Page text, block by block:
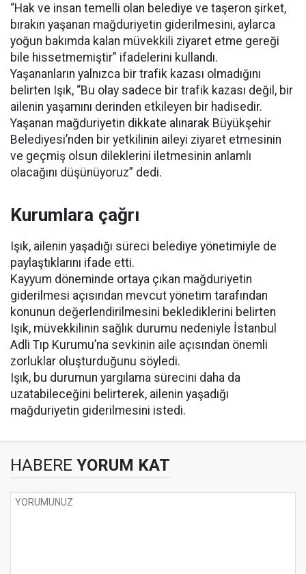
“Hak ve insan temelli olan belediye ve taşeron şirket,
bırakın yaşanan mağduriyetin giderilmesini, aylarca
yoğun bakımda kalan müvekkili ziyaret etme gereği
bile hissetmemiştir” ifadelerini kullandı.
Yaşananların yalnızca bir trafik kazası olmadığını
belirten Işık, “Bu olay sadece bir trafik kazası değil, bir
ailenin yaşamını derinden etkileyen bir hadisedir.
Yaşanan mağduriyetin dikkate alınarak Büyükşehir
Belediyesi’nden bir yetkilinin aileyi ziyaret etmesinin
ve geçmiş olsun dileklerini iletmesinin anlamlı
olacağını düşünüyoruz” dedi.
Kurumlara çağrı
Işık, ailenin yaşadığı süreci belediye yönetimiyle de
paylaştıklarını ifade etti.
Kayyum döneminde ortaya çıkan mağduriyetin
giderilmesi açısından mevcut yönetim tarafından
konunun değerlendirilmesini beklediklerini belirten
Işık, müvekkilinin sağlık durumu nedeniyle İstanbul
Adli Tıp Kurumu’na sevkinin aile açısından önemli
zorluklar oluşturduğunu söyledi.
Işık, bu durumun yargılama sürecini daha da
uzatabileceğini belirterek, ailenin yaşadığı
mağduriyetin giderilmesini istedi.
HABERE YORUM KAT